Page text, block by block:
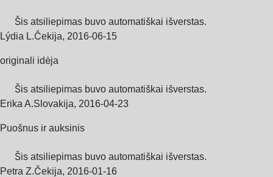
Šis atsiliepimas buvo automatiškai išverstas.
Lýdia L.Čekija, 2016‑06‑15
originali idėja
Šis atsiliepimas buvo automatiškai išverstas.
Erika A.Slovakija, 2016‑04‑23
Puošnus ir auksinis
Šis atsiliepimas buvo automatiškai išverstas.
Petra Z.Čekija, 2016‑01‑16